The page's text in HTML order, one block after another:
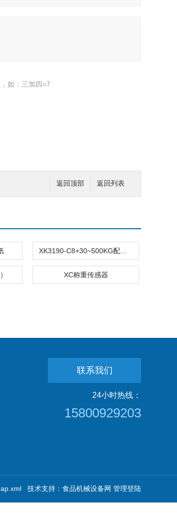
如：三加四=7
返回列表
返回顶部
XC称重传感器
联系我们
24小时热线：
15800929203
技术支持： 食品机械设备网 管理登陆